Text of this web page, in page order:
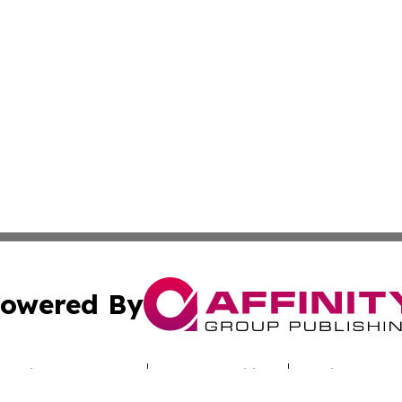
By
Submit Press Release Terms & Conditions Copyright/